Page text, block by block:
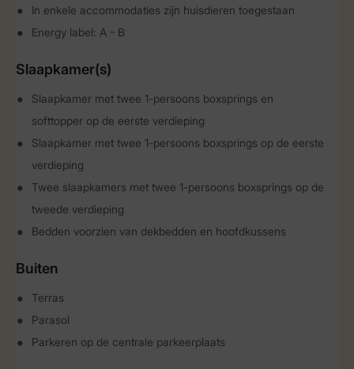
In enkele accommodaties zijn huisdieren toegestaan
Energy label: A - B
Slaapkamer(s)
Slaapkamer met twee 1-persoons boxsprings en
softtopper op de eerste verdieping
Slaapkamer met twee 1-persoons boxsprings op de eerste
verdieping
Twee slaapkamers met twee 1-persoons boxsprings op de
tweede verdieping
Bedden voorzien van dekbedden en hoofdkussens
Buiten
Terras
Parasol
Parkeren op de centrale parkeerplaats